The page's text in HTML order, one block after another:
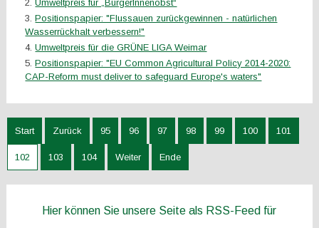
Umweltpreis für „BürgerInnenobst“
Positionspapier: "Flussauen zurückgewinnen - natürlichen
Wasserrückhalt verbessern!"
Umweltpreis für die GRÜNE LIGA Weimar
Positionspapier: "EU Common Agricultural Policy 2014-2020:
CAP-Reform must deliver to safeguard Europe's waters"
Start Zurück 95 96 97 98 99 100 101
102 103 104 Weiter Ende
Hier können Sie unsere Seite als RSS-Feed für